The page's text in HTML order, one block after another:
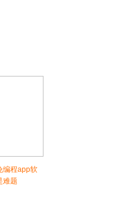
编程app软
难题